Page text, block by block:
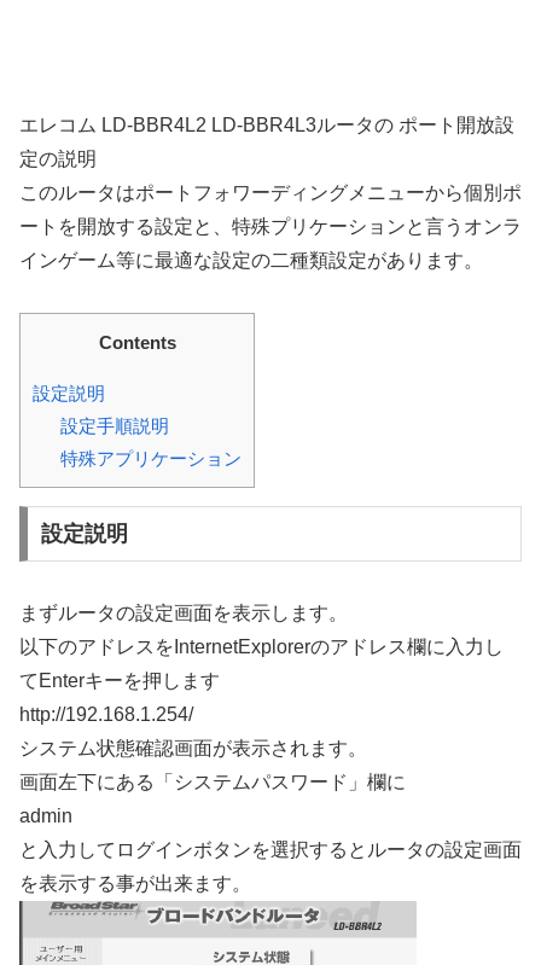
エレコム LD-BBR4L2 LD-BBR4L3ルータの ポート開放設
定の説明
このルータはポートフォワーディングメニューから個別ポ
ートを開放する設定と、特殊プリケーションと言うオンラ
インゲーム等に最適な設定の二種類設定があります。
Contents
設定説明
設定手順説明
特殊アプリケーション
設定説明
まずルータの設定画面を表示します。
以下のアドレスをInternetExplorerのアドレス欄に入力し
てEnterキーを押します
http://192.168.1.254/
システム状態確認画面が表示されます。
画面左下にある「システムパスワード」欄に
admin
と入力してログインボタンを選択するとルータの設定画面
を表示する事が出来ます。